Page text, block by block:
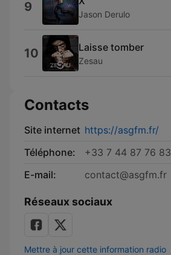
9 Jason Derulo
10 Laisse tomber
Zesau
Contacts
Site internet https://asgfm.fr/
Téléphone:
+33 7 44 87 76 83
E-mail:
contact@asgfm.fr
Réseaux sociaux
Mettre à jour cette information radio